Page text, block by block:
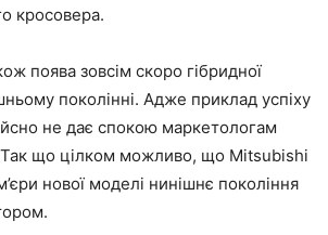
кросовера.
поява зовсім скоро гібридної
поколінні. Адже приклад успіху
не дає спокою маркетологам
Так що цілком можливо, що Mitsubishi
нової моделі нинішнє покоління